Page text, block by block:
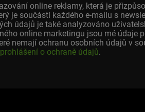
online reklamy, která je
je součástí každého e-mailu s
údajů je také analyzováno
online marketingu jsou mé
nemají ochranu osobních údajů v
prohlášení o ochraně údajů.